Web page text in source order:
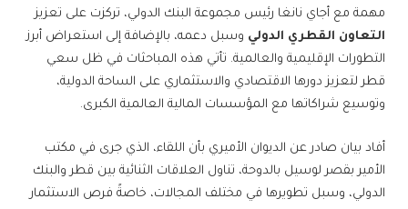
مهمة مع أجاي نانغا رئيس مجموعة البنك الدولي، تركزت على تعزيز
التعاون القطري الدولي وسبل دعمه، بالإضافة إلى استعراض أبرز
التطورات الإقليمية والعالمية. تأتي هذه المباحثات في ظل سعي
قطر لتعزيز دورها الاقتصادي والاستثماري على الساحة الدولية،
وتوسيع شراكاتها مع المؤسسات المالية العالمية الكبرى.
أفاد بيان صادر عن الديوان الأميري بأن اللقاء، الذي جرى في مكتب
الأمير بقصر لوسيل بالدوحة، تناول العلاقات الثنائية بين قطر والبنك
الدولي، وسبل تطويرها في مختلف المجالات، خاصةً فرص الاستثمار